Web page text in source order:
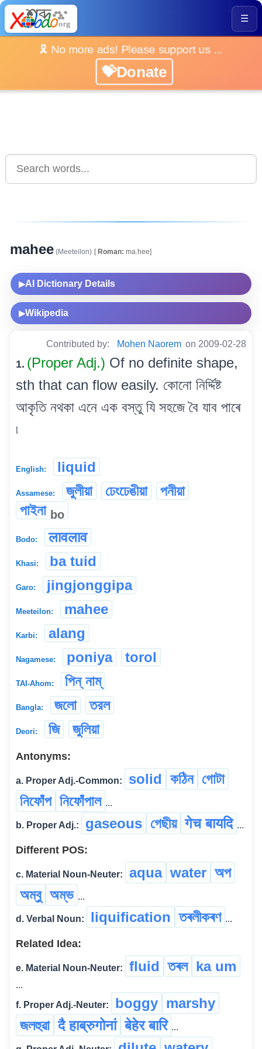
☰
🎗️ No more ads! Please support us ...
💝Donate
mahee (Meeteilon) [Roman: ma.hee]
▶AI Dictionary Details
▶Wikipedia
Contributed by: Mohen Naorem on 2009-02-28
1. (Proper Adj.) Of no definite shape,
sth that can flow easily. কোনো নিৰ্দ্দিষ্ট
আকৃতি নথকা এনে এক বস্তু যি সহজে বৈ যাব পাৰে
৷
English: liquid
Assamese: জুলীয়া ঢেংঢেঙীয়া
পনীয়া
পাইনা bo
Bodo: लावलाव
Khasi: ba tuid
Garo: jingjonggipa
Meeteilon: mahee
Karbi: alang
Nagamese: poniya torol
TAI-Ahom: পিন্ নাম্
Bangla: জলো তরল
Deori: জি জুলিয়া
Antonyms:
a. Proper Adj.-Common: solid কঠিন গোটা
নিফোঁপ নিফোঁপাল ...
b. Proper Adj.: gaseous গেছীয় गेच बायदि ...
Different POS:
c. Material Noun-Neuter: aqua water অপ
অম্বু অম্ভ ...
d. Verbal Noun: liquification তৰলীকৰণ ...
Related Idea:
e. Material Noun-Neuter: fluid তৰল ka um
...
f. Proper Adj.-Neuter:
boggy marshy
জলহুৱা दै हाब्रुगोनां बेहेर बारि ...